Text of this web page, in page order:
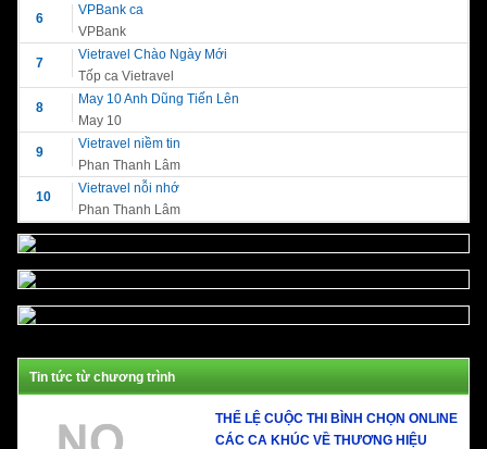
6
VPBank ca
VPBank
7
Vietravel Chào Ngày Mới
Tốp ca Vietravel
8
May 10 Anh Dũng Tiến Lên
May 10
9
Vietravel niềm tin
Phan Thanh Lâm
10
Vietravel nỗi nhớ
Phan Thanh Lâm
Tin tức từ chương trình
THỂ LỆ CUỘC THI BÌNH CHỌN ONLINE
CÁC CA KHÚC VỀ THƯƠNG HIỆU